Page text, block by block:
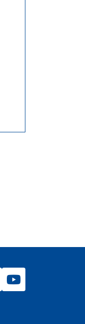
YouTube